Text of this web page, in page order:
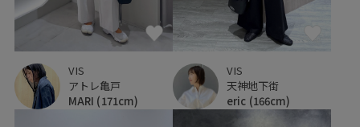
VIS
アトレ亀戸
MARI (171cm)
VIS
天神地下街
eric (166cm)